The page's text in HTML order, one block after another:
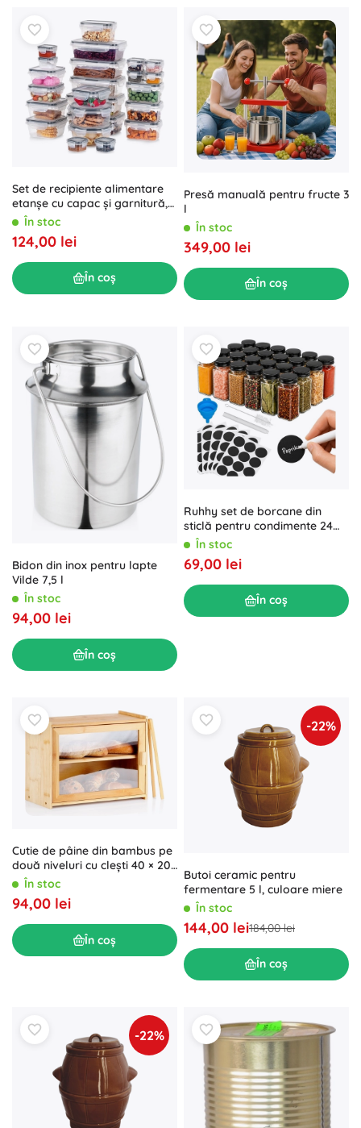
Set de recipiente alimentare
etanșe cu capac și garnitură,
24 buc
În stoc
124,00 lei
În coș
Presă manuală pentru fructe 3
l
În stoc
349,00 lei
În coș
Bidon din inox pentru lapte
Vilde 7,5 l
În stoc
94,00 lei
În coș
Ruhhy set de borcane din
sticlă pentru condimente 24
buc. (120 ml) cu etichete
În stoc
69,00 lei
În coș
Cutie de pâine din bambus pe
două niveluri cu clești 40 × 20
× 31 cm
În stoc
94,00 lei
În coș
-22%
Butoi ceramic pentru
fermentare 5 l, culoare miere
În stoc
144,00 lei184,00 lei
În coș
-22%